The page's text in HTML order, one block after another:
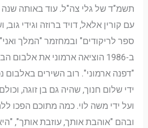
תשמ"ד של גלי צה"ל. עוד באותה שנה
עם קורין אלאל, דויד ברוזה וגידי
ספר לריקודים" ובמחזמר "המלך
ב-1986 הוציאה ארמוני את אלבום
"דפנה ארמוני". רוב השירים באלבום
ידי שלום חנוך, שהיה גם בן זוגה,
ועל ידי משה לוי. כמה מתוכם הפכו
ובהם "אוהבת אותך, עוזבת אותך",